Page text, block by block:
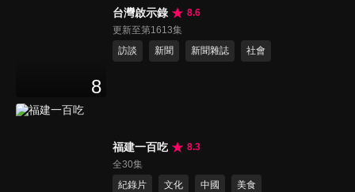
8
台灣啟示錄
8.6
更新至第1613集
訪談
新聞 新聞雜誌 社會
福建一百吃
8.3
全30集
紀錄片
文化 中國 美食